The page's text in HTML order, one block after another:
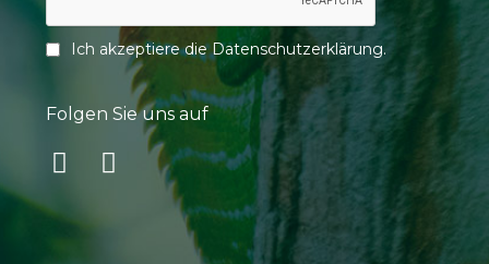
Ich akzeptiere dieDatenschutzerklärung.
Folgen Sie uns auf